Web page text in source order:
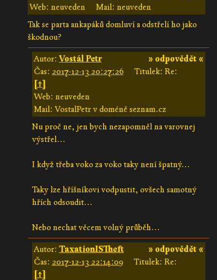
Web: neuveden
Mail: neuveden
Tak se parta ankapáků domluví a odstřelí ho jako
škodnou?
» odpovědět «
Autor:Vostál Petr
Čas: 2017-12-13 20:27:26
Titulek: Re:
[↑]
Web: neuveden
Mail: VostalPetr v doméně seznam.cz
Nu proč ne, jen bych nezapomněl na varovnej
výstřel...
I když třeba voko za voko taky není špatný...
Taky lze hříšníkovi vodpustit, ovšech samotný
hřích odsoudit...
Nebo nechat věcem volný průběh...
» odpovědět «
Autor: TaxationISTheft
Čas: 2017-12-13 22:14:09
Titulek: Re:
[↑]